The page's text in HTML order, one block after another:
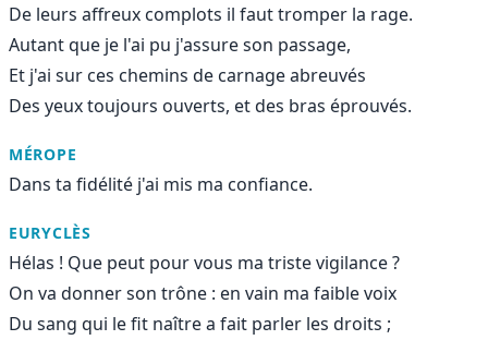
De leurs affreux complots il faut tromper la rage.
Autant que je l'ai pu j'assure son passage,
Et j'ai sur ces chemins de carnage abreuvés
Des yeux toujours ouverts, et des bras éprouvés.
MÉROPE
Dans ta fidélité j'ai mis ma confiance.
EURYCLÈS
Hélas ! Que peut pour vous ma triste vigilance ?
On va donner son trône : en vain ma faible voix
Du sang qui le fit naître a fait parler les droits ;